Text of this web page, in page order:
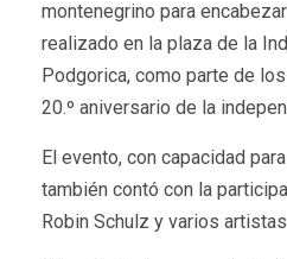
montenegrino para
realizado en la plaza de la
Podgorica, como parte de
20.º aniversario de la
El evento, con capacidad
también contó con la
Robin Schulz y varios